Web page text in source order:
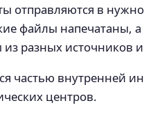
отправляются в
файлы напечатаны,
разных источников и
частью внутренней
центров.